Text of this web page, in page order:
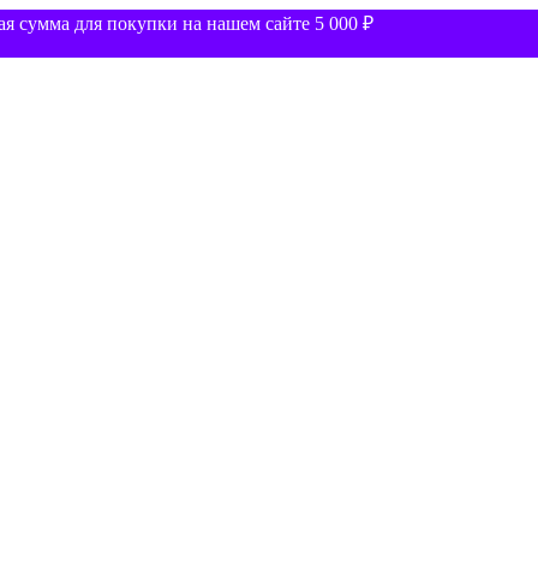
сумма для покупки на нашем сайте 5 000 ₽